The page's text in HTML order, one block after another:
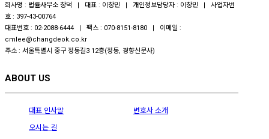
회사명 : 법률사무소 창덕 | 대표 : 이창민 | 개인정보담당자 : 이창민 | 사업자번
호 : 397-43-00764
대표번호 : 02-2088-6444 | 팩스 : 070-8151-8180 | 이메일 :
cmlee@changdeok.co.kr
주소 : 서울특별시 중구 정동길3 12층(정동, 경향신문사)
ABOUT US
대표 인사말
변호사 소개
오시는 길